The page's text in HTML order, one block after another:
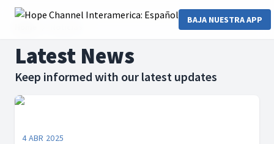
BAJA NUESTRA APP
Latest News
Keep informed with our latest updates
4 ABR 2025